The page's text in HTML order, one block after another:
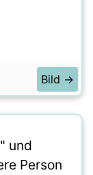
Bild →
und
Person